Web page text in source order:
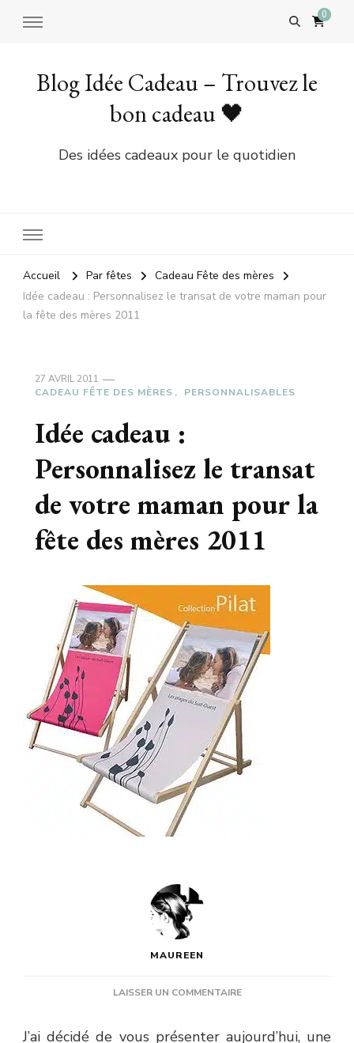
0
Blog Idée Cadeau – Trouvez le
bon cadeau 🖤
Des idées cadeaux pour le quotidien
Accueil Par fêtes
Cadeau Fête des mères
Idée cadeau : Personnalisez le transat de votre maman pour
la fête des mères 2011
27 AVRIL 2011
CADEAU FÊTE DES MÈRES
PERSONNALISABLES
Idée cadeau :
Personnalisez le transat
de votre maman pour la
fête des mères 2011
MAUREEN
LAISSER UN COMMENTAIRESUR
J’ai décidé de vous présenter aujourd’hui, une